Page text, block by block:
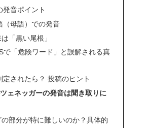
発音ポイント
（母語）での発音
「黒い尾根」
で「危険ワード」と誤解される真
定されたら？ 投稿のヒント
ェネッガーの発音は聞き取りに
部分が特に難しいのか？具体的